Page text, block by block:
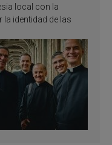
local con la
identidad de las